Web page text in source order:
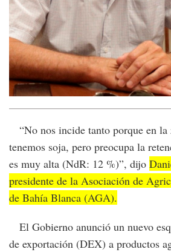
“No nos incide tanto porque en la
tenemos soja, pero preocupa la
es muy alta (NdR: 12 %)”, dijo
presidente de la Asociación de
de Bahía Blanca (AGA).
El Gobierno anunció un nuevo
de exportación (DEX) a productos